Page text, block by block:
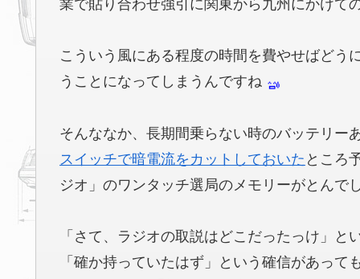
業で貼り合わせ強引に関東から九州にかけて
こういう風にある程度の時間を費やせばどう
うことになってしまうんですね
そんななか、長期間乗らない時のバッテリー
スイッチで暗電流をカットしておいた ところ
ジオ」のワンタッチ選局のメモリーがとんで
「さて、ラジオの取説はどこだったっけ」
「確か持っていたはず」という確信があって